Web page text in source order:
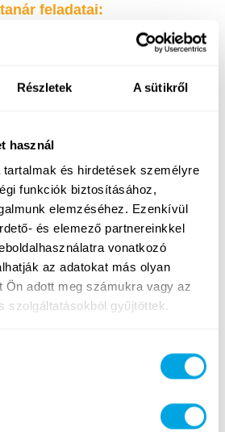
Részletek A sütikről
használ
és hirdetések személyre
funkciók biztosításához,
elemzéséhez. Ezenkívül
és elemező partnereinkkel
vonatkozó
az adatokat más olyan
Ön adott meg számukra vagy az
szolgáltatásokból gyűjtöttek.
feladatai:
Funside Budapest napközis
napi 9 órában,
programozás vagy
éves gyermekek számára,
és tanterv alapján,
a mentorált közeget
időben játékos
és a tábor
való aktív részvétel
ki- és bepakolás,
2026. június 22. és augusztus